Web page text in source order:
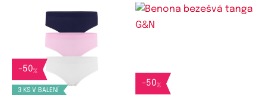
-50%
3 KS V BALENÍ
Dostupné velikosti:
-50%